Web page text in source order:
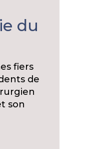
du
fiers
de
son